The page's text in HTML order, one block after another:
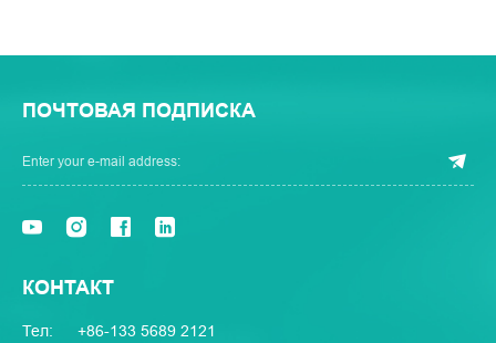
ПОЧТОВАЯ ПОДПИСКА
КОНТАКТ
Тел:
+86-133 5689 2121